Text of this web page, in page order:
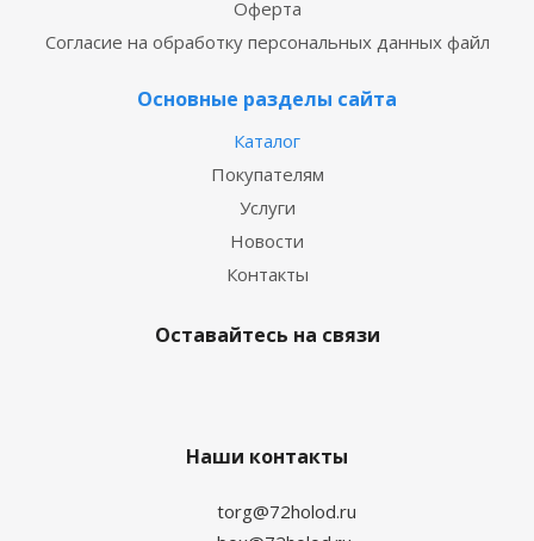
Оферта
Согласие на обработку персональных данных файл
Основные разделы сайта
Каталог
Покупателям
Услуги
Новости
Контакты
Оставайтесь на связи
Наши контакты
torg@72holod.ru